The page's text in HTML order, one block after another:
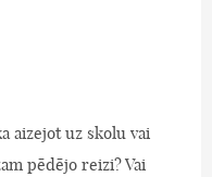
aizejot uz skolu vai
pēdējo reizi? Vai